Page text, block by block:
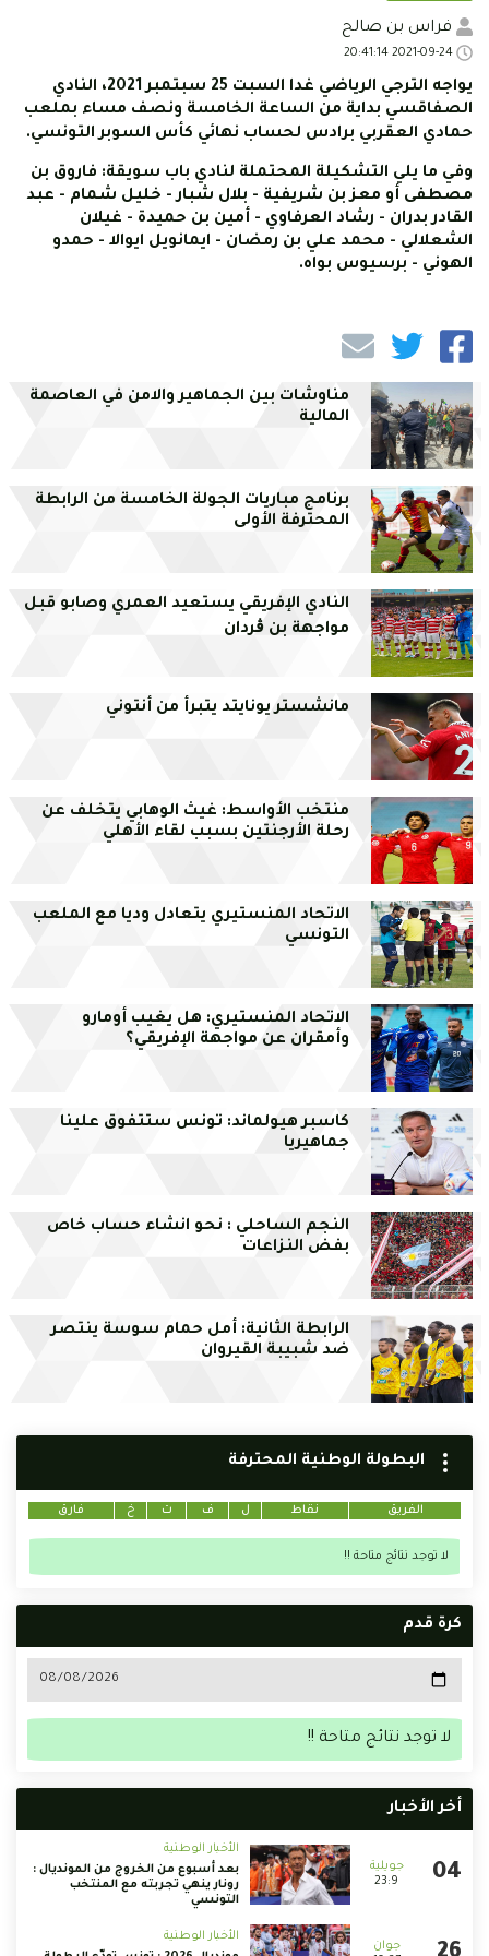
فراس بن صالح
يواجه الترجي الرياضي غدا السبت 25 سبتمبر 2021، النادي
الصفاقسي بداية من الساعة الخامسة ونصف مساء بملعب
حمادي العقربي برادس لحساب نهائي كأس السوبر التونسي.
وفي ما يلي التشكيلة المحتملة لنادي باب سويقة: فاروق بن
مصطفى أو معز بن شريفية - بلال شبار - خليل شمام - عبد
القادر بدران - رشاد العرفاوي - أمين بن حميدة - غيلان
الشعلالي - محمد علي بن رمضان - ايمانويل ايوالا - حمدو
الهوني - برسيوس بواه.
مناوشات بين الجماهير والامن في العاصمة
المالية
برنامج مباريات الجولة الخامسة من الرابطة
المحترفة الأولى
النادي الإفريقي يستعيد العمري وصابو قبل
مواجهة بن ڨردان
مانشستر يونايتد يتبرأ من أنتوني
منتخب الأواسط: غيث الوهابي يتخلف عن
رحلة الأرجنتين بسبب لقاء الأهلي
الاتحاد المنستيري يتعادل وديا مع الملعب
التونسي
الاتحاد المنستيري: هل يغيب أومارو
وأمقران عن مواجهة الإفريقي؟
كاسبر هيولماند: تونس ستتفوق علينا
جماهيريا
النجم الساحلي : نحو انشاء حساب خاص
بفض النزاعات
الرابطة الثانية: أمل حمام سوسة ينتصر
ضد شبيبة القيروان
البطولة الوطنية المحترفة
الفريق نقاط ل ف ت خ فارق
لا توجد نتائج متاحة !!
كرة قدم
لا توجد نتائج متاحة !!
أخر الأخبار
23:9
الأخبار الوطنية
بعد أسبوع من الخروج من المونديال :
رونار ينهي تجربته مع المنتخب
التونسي
الأخبار الوطنية